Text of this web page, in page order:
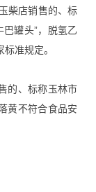
柴店销售的、标
罐头”，脱氢乙
准规定。
的、标称玉林市
黄不符合食品安